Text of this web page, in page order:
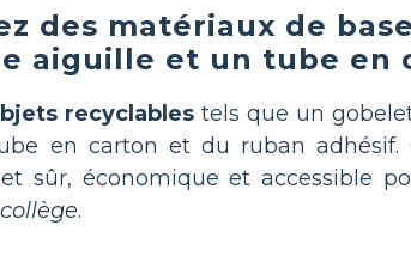
des matériaux de
aiguille et un tube en
recyclables tels que un
en carton et du ruban adhésif.
sûr, économique et accessible
.